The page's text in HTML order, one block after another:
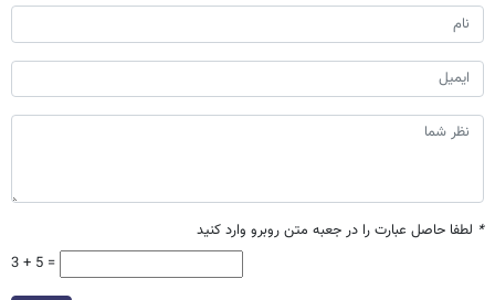
* لطفا حاصل عبارت را در جعبه متن روبرو وارد کنید
3 + 5 =